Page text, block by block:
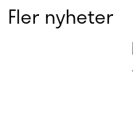
Fler nyheter